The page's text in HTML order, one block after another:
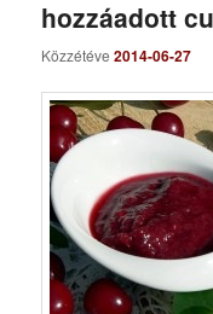
hozzáadott
Közzétéve2014-06-27